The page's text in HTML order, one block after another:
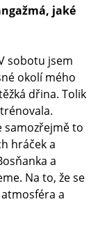
jaké
sobotu jsem
okolí mého
dřina. Tolik
samozřejmě to
hráček a
a
Na to, že se
a